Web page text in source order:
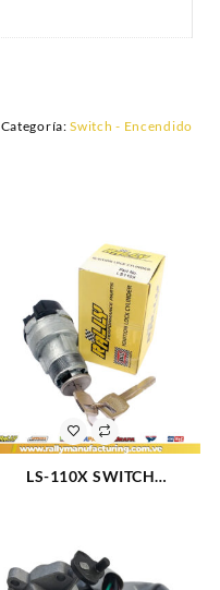
Categoría:Switch - Encendido
LS-110X SWITCH